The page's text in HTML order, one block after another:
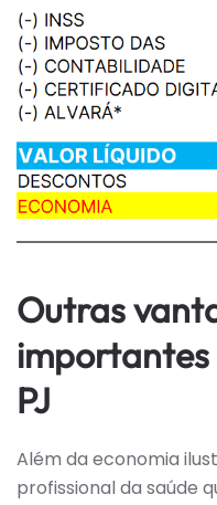
Outras
PJ
Além da economia
profissional da saúde